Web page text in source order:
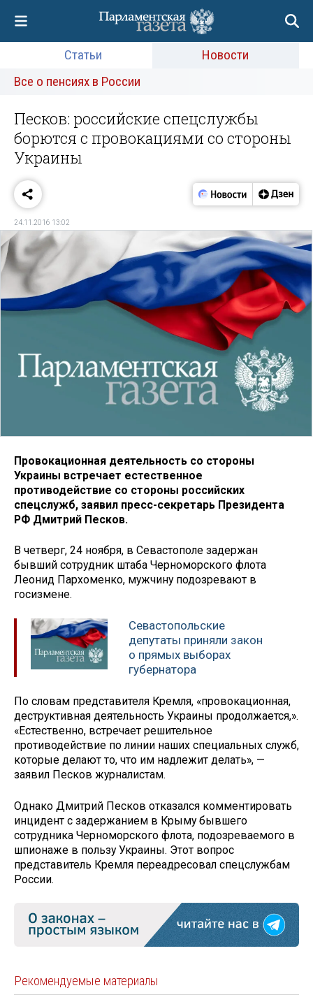
Статьи
Новости
Все о пенсиях в России
Песков: российские спецслужбы
борются с провокациями со стороны
Украины
24.11.2016 13:02
Провокационная деятельность со стороны
Украины встречает естественное
противодействие со стороны российских
спецслужб, заявил пресс-секретарь Президента
РФ Дмитрий Песков.
В четверг, 24 ноября, в Севастополе задержан
бывший сотрудник штаба Черноморского флота
Леонид Пархоменко, мужчину подозревают в
госизмене.
Севастопольские
депутаты приняли закон
о прямых выборах
губернатора
По словам представителя Кремля, «провокационная,
деструктивная деятельность Украины продолжается,».
«Естественно, встречает решительное
противодействие по линии наших специальных служб,
которые делают то, что им надлежит делать», —
заявил Песков журналистам.
Однако Дмитрий Песков отказался комментировать
инцидент с задержанием в Крыму бывшего
сотрудника Черноморского флота, подозреваемого в
шпионаже в пользу Украины. Этот вопрос
представитель Кремля переадресовал спецслужбам
России.
Рекомендуемые материалы